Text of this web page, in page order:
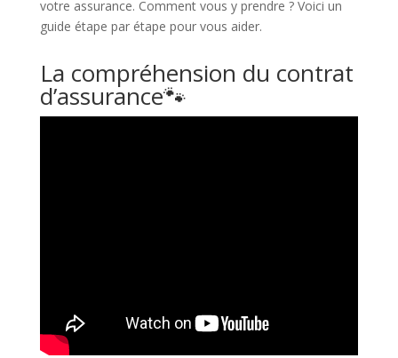
votre assurance. Comment vous y prendre ? Voici un
guide étape par étape pour vous aider.
La compréhension du contrat
d’assurance🐾​